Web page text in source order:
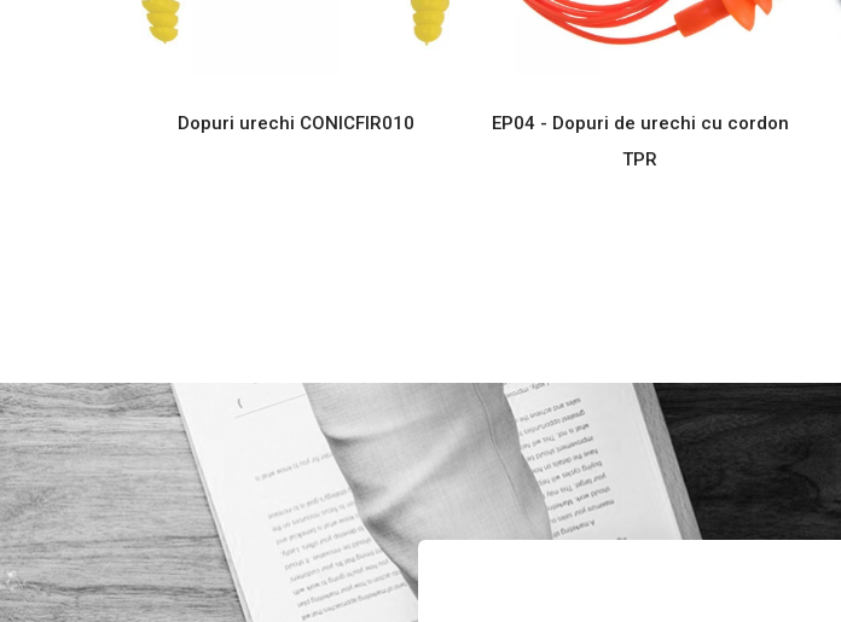
Dopuri urechi CONICFIR010
EP04 - Dopuri de urechi cu cordon
TPR